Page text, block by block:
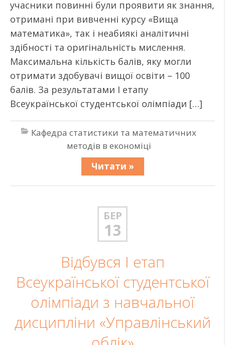
учасники повинні були проявити як знання,
отримані при вивченні курсу «Вища
математика», так і неабиякі аналітичні
здібності та оригінальність мислення.
Максимальна кількість балів, яку могли
отримати здобувачі вищої освіти – 100
балів. За результатами І етапу
Всеукраїнської студентської олімпіади […]
Кафедра статистики та математичних
методів в економіці
Читати »
БЕР
13
Відбувся І етап
Всеукраїнської студентської
олімпіади з навчальної
дисципліни «Управлінський